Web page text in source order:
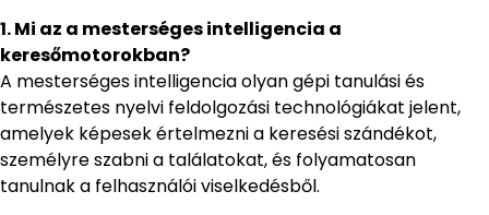
1. Mi az a mesterséges intelligencia a
keresőmotorokban?
A mesterséges intelligencia olyan gépi tanulási és
természetes nyelvi feldolgozási technológiákat jelent,
amelyek képesek értelmezni a keresési szándékot,
személyre szabni a találatokat, és folyamatosan
tanulnak a felhasználói viselkedésből.